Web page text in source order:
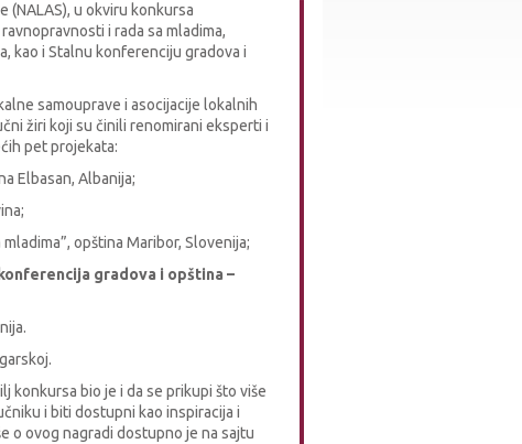
(NALAS), u okviru konkursa
i rada sa mladima,
kao i Stalnu konferenciju gradova i
samouprave i asocijacije lokalnih
žiri koji su činili renomirani eksperti i
pet projekata:
Elbasan, Albanija;
opština Maribor, Slovenija;
gradova i opština –
konkursa bio je i da se prikupi što više
i biti dostupni kao inspiracija i
o ovog nagradi dostupno je na sajtu